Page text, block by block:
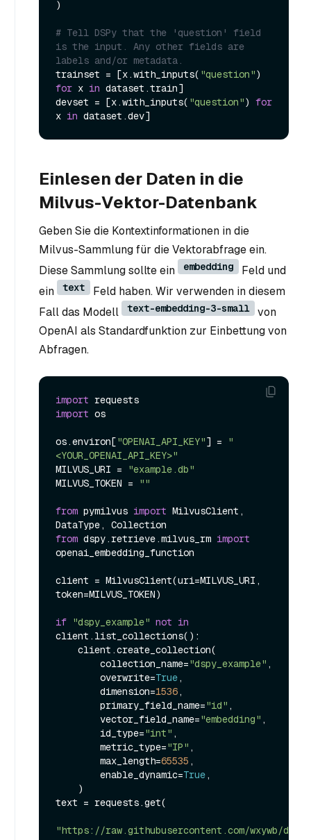
)
# Tell DSPy that the 'question' field
is the input. Any other fields are
labels and/or metadata.
trainset = [x.with_inputs( "question"
for x in dataset.train]
devset = [x.with_inputs( "question") for
x in
Einlesen der Daten in die
Milvus-Vektor-Datenbank
Geben Sie die Kontextinformationen in die
Milvus-Sammlung für die Vektorabfrage ein.
Diese Sammlung sollte ein
embedding
Feld und
ein
text
Feld haben. Wir verwenden in diesem
Fall das Modell
text-embedding-3-small
von
OpenAI als Standardfunktion zur Einbettung von
Abfragen.
import
import os
os.environ["OPENAI_API_KEY"] =
"
<YOUR_OPENAI_API_KEY>"
MILVUS_URI =
"example.db"
MILVUS_TOKEN =
""
from pymilvus import MilvusClient,
from dspy.retrieve.milvus_rm import
openai_embedding_function
client = MilvusClient(uri=MILVUS_URI,
token=MILVUS_TOKEN)
if "dspy_example" not in
client.list_collections():
        collection_name=
"dspy_example" ,
        overwrite=
True,
        dimension=
1536,
        primary_field_name=
"id" ,
        vector_field_name=
"embedding" ,
        id_type=
"int" ,
        metric_type=
"IP" ,
        max_length=
65535 ,
        enable_dynamic=
True,
text = requests.get(
"https://raw.githubusercontent.com/wxywb/